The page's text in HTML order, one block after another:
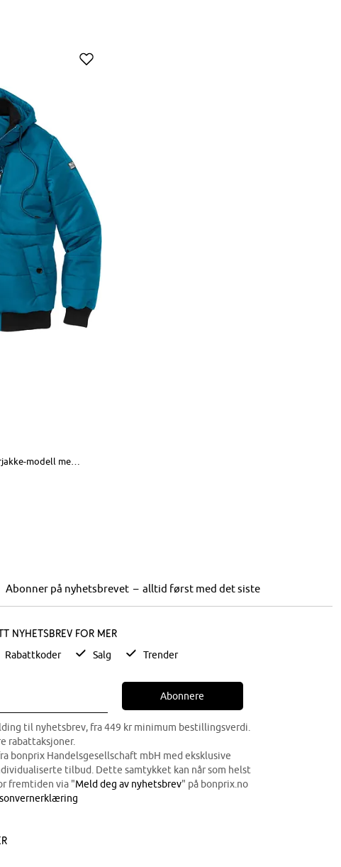
Vattert vinterjakke i bomberjakke-modell med hette
Abonner på nyhetsbrevet – alltid først med det siste
nyhetsbrev for mer
Rabattkoder Salg Trender
Abonnere
til nyhetsbrev, fra 449 kr minimum bestillingsverdi.
rabattaksjoner.
bonprix Handelsgesellschaft mbH med eksklusive
tilbud. Dette samtykket kan når som helst
fremtiden via "Meld deg av nyhetsbrev" på bonprix.no